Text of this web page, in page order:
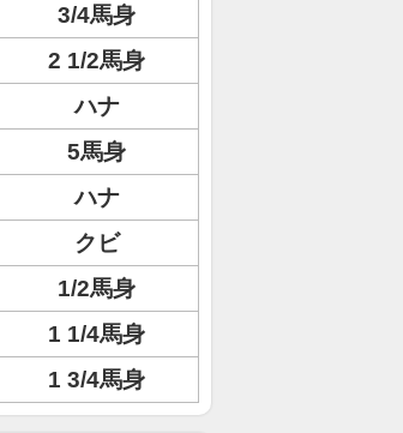
3/4馬身
2 1/2馬身
ハナ
5馬身
ハナ
クビ
1/2馬身
1 1/4馬身
1 3/4馬身